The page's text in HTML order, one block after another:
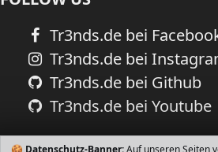
🍪 Datenschutz-Banner:Auf unseren Seiten
Tr3nds.de bei
Tr3nds.de bei
Tr3nds.de bei Github
Tr3nds.de bei Youtube